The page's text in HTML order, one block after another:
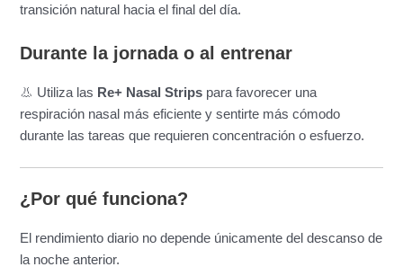
transición natural hacia el final del día.
Durante la jornada o al entrenar
👃 Utiliza las Re+ Nasal Strips para favorecer una
respiración nasal más eficiente y sentirte más cómodo
durante las tareas que requieren concentración o esfuerzo.
¿Por qué funciona?
El rendimiento diario no depende únicamente del descanso de
la noche anterior.